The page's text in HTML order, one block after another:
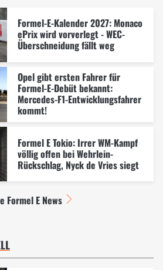
Formel-E-Kalender 2027: Monaco
ePrix wird vorverlegt - WEC-
Überschneidung fällt weg
Opel gibt ersten Fahrer für
Formel-E-Debüt bekannt:
Mercedes-F1-Entwicklungsfahrer
kommt!
Formel E Tokio: Irrer WM-Kampf
völlig offen bei Wehrlein-
Rückschlag, Nyck de Vries siegt
Formel E News